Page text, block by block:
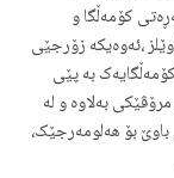
کۆمه‌ڵگا و
،ئه‌وه‌یکه‌ زۆرجێی
به‌ پێی
به‌لاوه‌ و له‌
بۆ هه‌لومه‌رجێک،